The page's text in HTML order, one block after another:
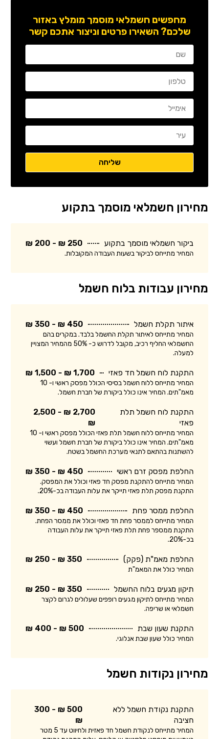
מחפשים חשמלאי מוסמך מומלץ באזור
שלכם? השאירו פרטים וניצור אתכם קשר
מחירון חשמלאי מוסמך בתקוע
ביקור חשמלאי מוסמך בתקוע 250 ₪ - 200 ₪
המחיר מתייחס לביקור בשעות העבודה המקובלות.
מחירון עבודות בלוח חשמל
איתור תקלת חשמל 450 ₪ - 350 ₪
המחיר מתייחס לאיתור תקלת החשמל בלבד. במקרים בהם
החשמלאי החליף רכיב, מקובל לדרוש כ- 50% מהמחיר המצויין
למעלה.
התקנת לוח חשמל חד פאזי 1,700 ₪ - 1,500 ₪
המחיר מתייחס ללוח חשמל בסיסי הכולל מפסק ראשי ו- 10
מאמ"תים. המחיר אינו כולל ביקורת של חברת חשמל.
התקנת לוח חשמל תלת
פאזי
2,700 ₪ - 2,500
₪
המחיר מתייחס ללוח חשמל תלת פאזי הכולל מפסק ראשי ו- 10
מאמ"תים. המחיר אינו כולל ביקורת של חברת חשמל ועשוי
להשתנות בהתאם לתנאי מערכת החשמל בשטח.
החלפת מפסק זרם ראשי 450 ₪ - 350 ₪
המחיר מתייחס להתקנת מפסק חד פאזי וכולל את המפסק.
התקנת מפסק תלת פאזי תייקר את עלות העבודה בכ-20%.
החלפת ממסר פחת 450 ₪ - 350 ₪
המחיר מתייחס לממסר פחת חד פאזי וכולל את ממסר הפחת.
התקנת ממספר פחת תלת פאזי תייקר את עלות העבודה
בכ-20%.
החלפת מאמ"ת (פקק) 350 ₪ - 250 ₪
המחיר כולל את המאמ"ת
תיקון מגעים בלוח החשמל 350 ₪ - 250 ₪
המחיר מתייחס לתיקון מגעים רופפים שעלולים לגרום לקצר
חשמלאי או שריפה.
התקנת שעון שבת 500 ₪ - 400 ₪
המחיר כולל שעון שבת אנלוגי.
מחירון נקודות חשמל
התקנת נקודת חשמל ללא
חציבה
500 ₪ - 300
₪
המחיר מתייחס לנקודת חשמל חד פאזית ולחיווט עד 5 מטר